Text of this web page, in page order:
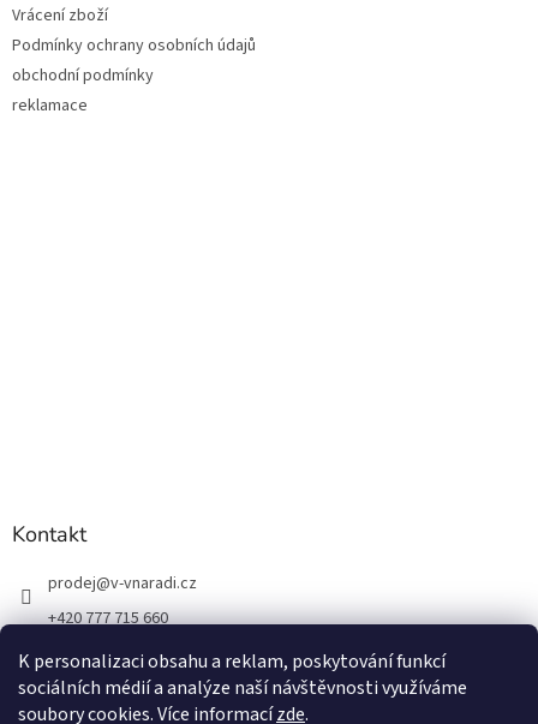
K personalizaci obsahu a reklam, poskytování funkcí
sociálních médií a analýze naší návštěvnosti využíváme
soubory cookies. Více informacízde.
Vrácení zboží
Podmínky ochrany osobních údajů
obchodní podmínky
reklamace
Kontakt
prodej@v-vnaradi.cz
+420 777 715 660